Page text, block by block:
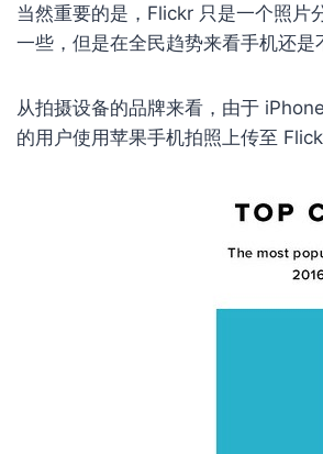
当然重要的是，Flickr 只是一个照片
一些，但是在全民趋势来看手机还是
从拍摄设备的品牌来看，由于
的用户使用苹果手机拍照上传至